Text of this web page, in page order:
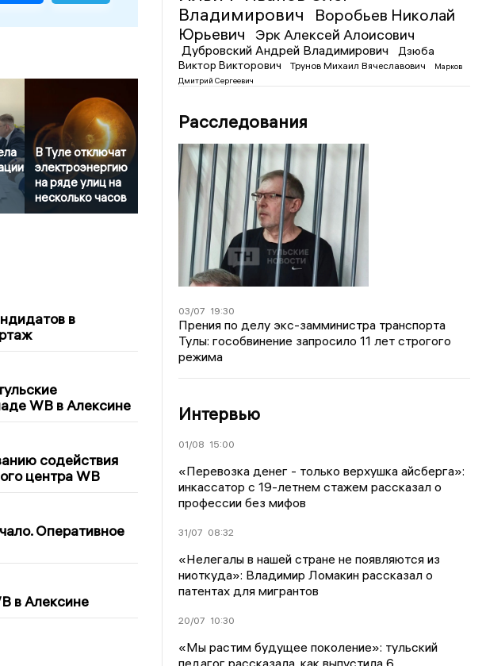
В Туле отключат
электроэнергию
на ряде улиц на
несколько часов
в
WB в Алексине
содействия
центра WB
Оперативное
в Алексине
Владимирович
Воробьев Николай
Юрьевич
Эрк Алексей Алоисович
Дубровский Андрей Владимирович
Дзюба
Виктор Викторович
Трунов Михаил Вячеславович
Марков
Дмитрий Сергеевич
Расследования
03/07 19:30
Прения по делу экс-замминистра транспорта
Тулы: гособвинение запросило 11 лет строгого
режима
Интервью
01/08 15:00
«Перевозка денег - только верхушка айсберга»:
инкассатор с 19-летнем стажем рассказал о
профессии без мифов
31/07 08:32
«Нелегалы в нашей стране не появляются из
ниоткуда»: Владимир Ломакин рассказал о
патентах для мигрантов
20/07 10:30
«Мы растим будущее поколение»: тульский
педагог рассказала, как выпустила 6